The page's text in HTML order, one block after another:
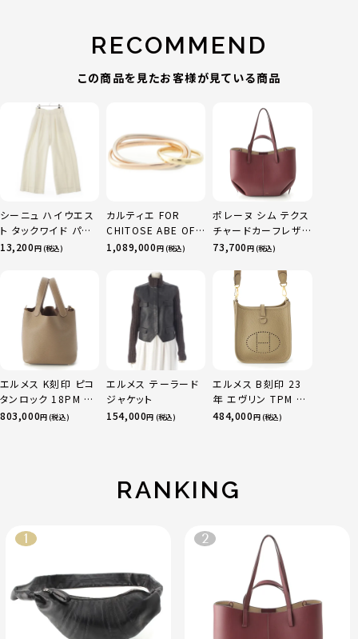
RECOMMEND
この商品を見たお客様が見ている商品
シーニュ ハイウエス
ト タックワイド パン
ツ ボトムス オフホワ
13,200円 (税込)
カルティエ FOR
CHITOSE ABE OF
sacai サカイ 750
ニティ リング 指輪 マ
ルチカラー 50 51
52 24.9g
1,089,000円 (税込)
ポレーヌ シム テクス
チャードカーフレザ
ー トートバッグ ダー
73,700円 (税込)
エルメス K刻印 ピコ
タンロック 18PM ト
リヨン ハンドバッグ
803,000円 (税込)
エルメス テーラード
ジャケット
154,000円 (税込)
エルメス B刻印 23
年 エヴリン TPM 16
アマゾン トリヨンク
484,000円 (税込)
RANKING